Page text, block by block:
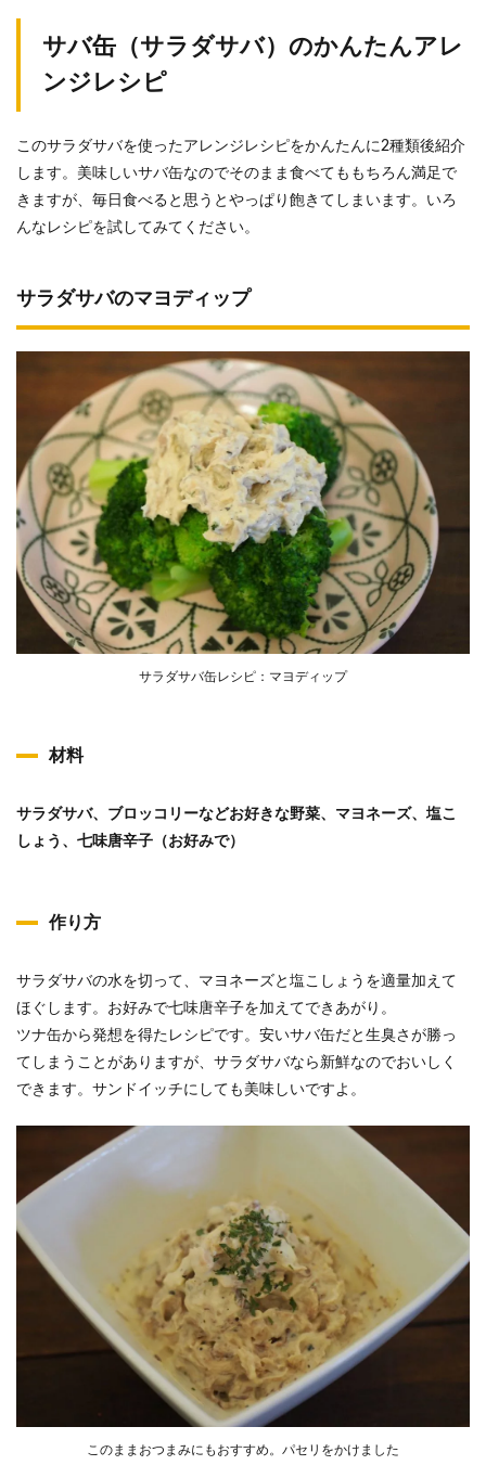
サバ缶（サラダサバ）のかんたんアレ
ンジレシピ
このサラダサバを使ったアレンジレシピをかんたんに2種類後紹介
します。美味しいサバ缶なのでそのまま食べてももちろん満足で
きますが、毎日食べると思うとやっぱり飽きてしまいます。いろ
んなレシピを試してみてください。
サラダサバのマヨディップ
サラダサバ缶レシピ：マヨディップ
材料
サラダサバ、ブロッコリーなどお好きな野菜、マヨネーズ、塩こ
しょう、七味唐辛子（お好みで）
作り方
サラダサバの水を切って、マヨネーズと塩こしょうを適量加えて
ほぐします。お好みで七味唐辛子を加えてできあがり。
ツナ缶から発想を得たレシピです。安いサバ缶だと生臭さが勝っ
てしまうことがありますが、サラダサバなら新鮮なのでおいしく
できます。サンドイッチにしても美味しいですよ。
このままおつまみにもおすすめ。パセリをかけました